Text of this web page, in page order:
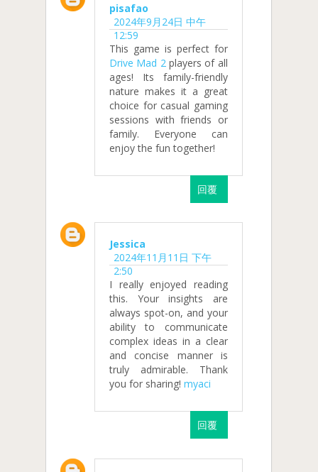
pisafao
2024年9月24日 中午
12:59
This game is perfect for
Drive Mad 2 players of all
ages! Its family-friendly
nature makes it a great
choice for casual gaming
sessions with friends or
family. Everyone can
enjoy the fun together!
回覆
Jessica
2024年11月11日 下午
2:50
I really enjoyed reading
this. Your insights are
always spot-on, and your
ability to communicate
complex ideas in a clear
and concise manner is
truly admirable. Thank
you for sharing! myaci
回覆